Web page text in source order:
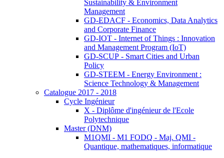
Sustainability & Environment
Management
GD-EDACF - Economics, Data Analytics
and Corporate Finance
GD-IOT - Internet of Things : Innovation
and Management Program (IoT)
GD-SCUP - Smart Cities and Urban
Policy
GD-STEEM - Energy Environment :
Science Technology & Management
Catalogue 2017 - 2018
Cycle Ingénieur
X - Diplôme d'ingénieur de l'Ecole
Polytechnique
Master (DNM)
M1QMI - M1 FODQ - Maj. QMI -
Quantique, mathematiques, informatique